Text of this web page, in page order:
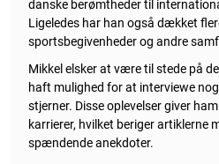
danske berømtheder til
Ligeledes har han også dækket
sportsbegivenheder og andre
Mikkel elsker at være til stede på
haft mulighed for at interviewe
stjerner. Disse oplevelser giver
karrierer, hvilket beriger artiklerne
spændende anekdoter.